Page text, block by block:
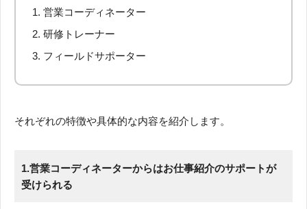
営業コーディネーター
研修トレーナー
フィールドサポーター
それぞれの特徴や具体的な内容を紹介します。
1.営業コーディネーターからはお仕事紹介のサポートが
受けられる